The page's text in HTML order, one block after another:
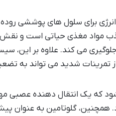
برای سلول های پوششی روده
مواد مغذی حیاتی است و نقش
می کند. علاوه بر این،
شدید می تواند به
شود که یک انتقال دهنده عصبی
همچنین، گلوتامین به عنوان